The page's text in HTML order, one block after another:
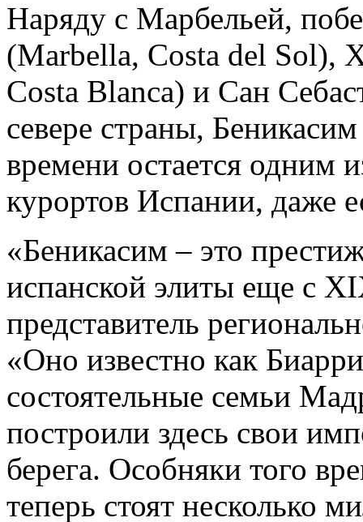
Наряду с Марбельей,
(Marbella, Costa del Sol),
Costa Blanca) и Сан
севере страны,
времени остается одним
курортов Испании, даже
«Беникасим – это
испанской элиты еще с
представитель
«Оно известно как
состоятельные семьи
построили здесь свои
берега. Особняки того
теперь стоят несколько